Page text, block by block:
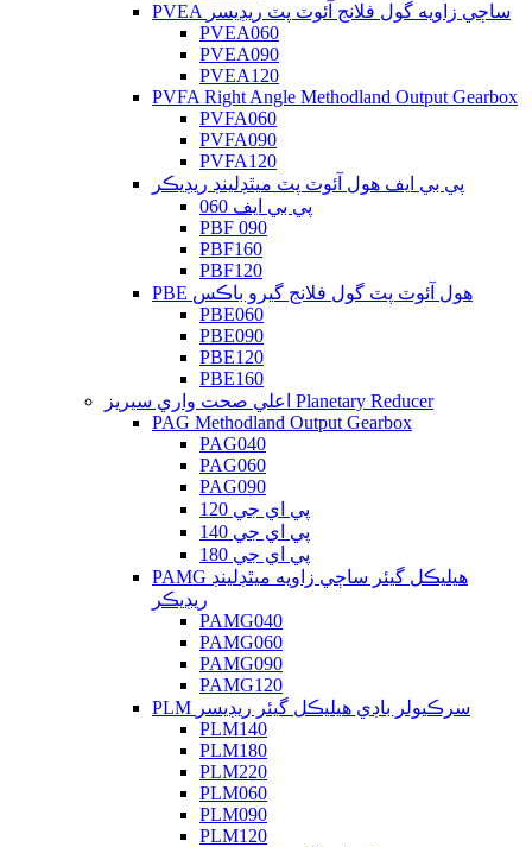
PVEA ساڄي زاويه گول فلانج آئوٽ پٽ ريڊيسر
PVEA060
PVEA090
PVEA120
PVFA Right Angle Methodland Output Gearbox
PVFA060
PVFA090
PVFA120
پي بي ايف هول آئوٽ پٽ ميٿڊلينڊ ريڊيڪر
پي بي ايف 060
PBF 090
PBF160
PBF120
PBE هول آئوٽ پٽ گول فلانج گيرو باڪس
PBE060
PBE090
PBE120
PBE160
اعلي صحت واري سيريز Planetary Reducer
PAG Methodland Output Gearbox
PAG040
PAG060
PAG090
پي اي جي 120
پي اي جي 140
پي اي جي 180
PAMG هيليڪل گيئر ساڄي زاويه ميٿڊلينڊ
ريڊيڪر
PAMG040
PAMG060
PAMG090
PAMG120
PLM سرڪيولر باڊي هيليڪل گيئر ريڊيسر
PLM140
PLM180
PLM220
PLM060
PLM090
PLM120